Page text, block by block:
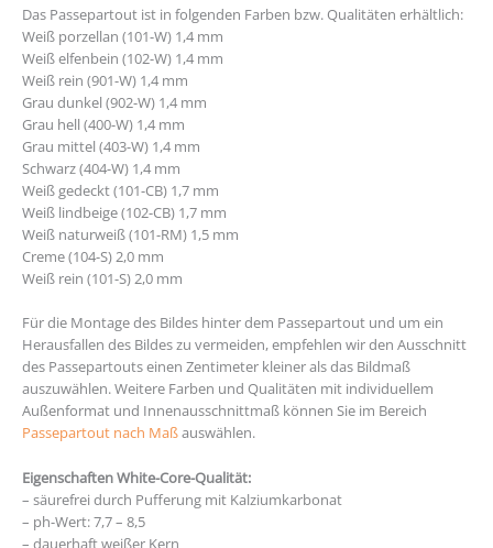
Das Passepartout ist in folgenden Farben bzw. Qualitäten erhältlich:
Weiß porzellan (101-W) 1,4 mm
Weiß elfenbein (102-W) 1,4 mm
Weiß rein (901-W) 1,4 mm
Grau dunkel (902-W) 1,4 mm
Grau hell (400-W) 1,4 mm
Grau mittel (403-W) 1,4 mm
Schwarz (404-W) 1,4 mm
Weiß gedeckt (101-CB) 1,7 mm
Weiß lindbeige (102-CB) 1,7 mm
Weiß naturweiß (101-RM) 1,5 mm
Creme (104-S) 2,0 mm
Weiß rein (101-S) 2,0 mm
Für die Montage des Bildes hinter dem Passepartout und um ein
Herausfallen des Bildes zu vermeiden, empfehlen wir den Ausschnitt
des Passepartouts einen Zentimeter kleiner als das Bildmaß
auszuwählen. Weitere Farben und Qualitäten mit individuellem
Außenformat und Innenausschnittmaß können Sie im Bereich
Passepartout nach Maßauswählen.
Eigenschaften White-Core-Qualität:
– säurefrei durch Pufferung mit Kalziumkarbonat
– ph-Wert: 7,7 – 8,5
– dauerhaft weißer Kern